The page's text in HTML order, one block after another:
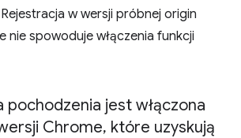
w wersji próbnej origin
nie spowoduje włączenia funkcji
jest włączona
Chrome, które uzyskują